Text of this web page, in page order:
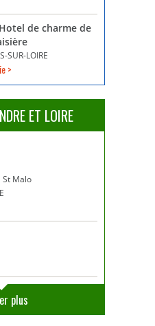
de charme de
SUR-LOIRE
>
ET LOIRE
St Malo
plus